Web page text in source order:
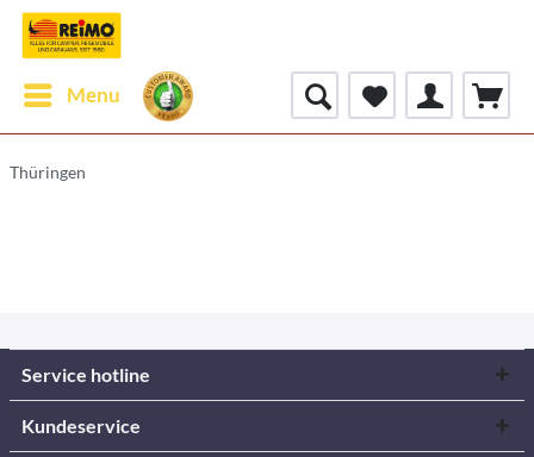
Menu
Thüringen
Service hotline
Kundeservice